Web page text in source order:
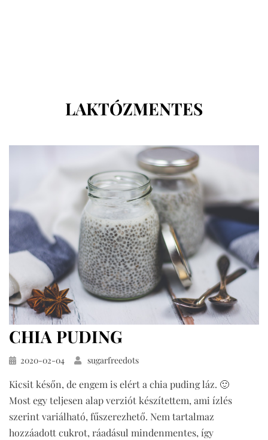
CÍMKE
:
LAKTÓZMENTES
CHIA PUDING
Közzétéve
2020-02-04 sugarfreedots
Kicsit későn, de engem is elért a chia puding láz. 🙂
Most egy teljesen alap verziót készítettem, ami ízlés
szerint variálható, fűszerezhető. Nem tartalmaz
hozzáadott cukrot, ráadásul mindenmentes, így